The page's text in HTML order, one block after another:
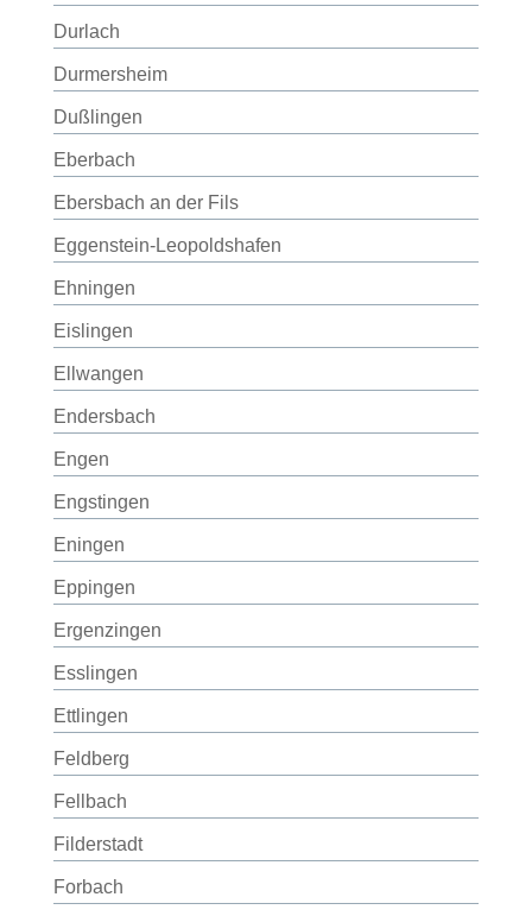
Durlach
Durmersheim
Dußlingen
Eberbach
Ebersbach an der Fils
Eggenstein-Leopoldshafen
Ehningen
Eislingen
Ellwangen
Endersbach
Engen
Engstingen
Eningen
Eppingen
Ergenzingen
Esslingen
Ettlingen
Feldberg
Fellbach
Filderstadt
Forbach